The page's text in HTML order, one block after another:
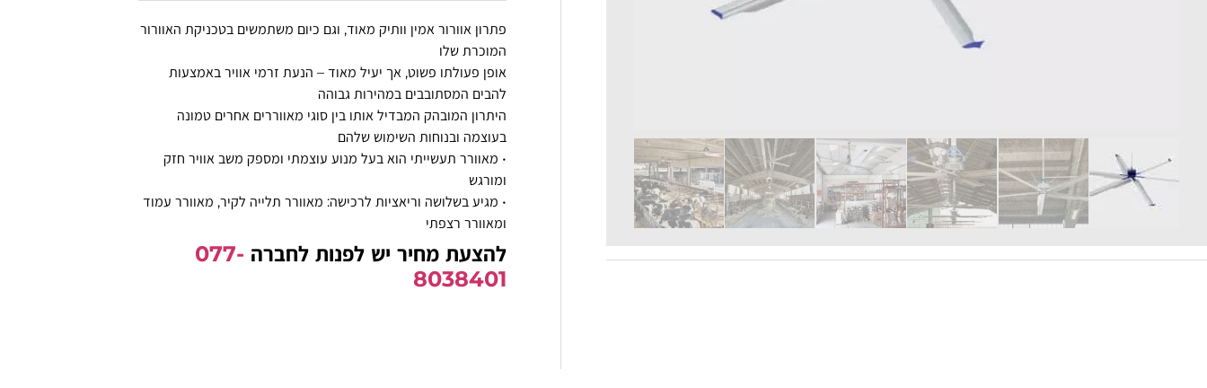
פתרון אוורור אמין וותיק מאוד, וגם כיום משתמשים בטכניקת האוורור
המוכרת שלו
אופן פעולתו פשוט, אך יעיל מאוד – הנעת זרמי אוויר באמצעות
להבים המסתובבים במהירות גבוהה
היתרון המובהק המבדיל אותו בין סוגי מאווררים אחרים טמונה
בעוצמה ובנוחות השימוש שלהם
• מאוורר תעשייתי הוא בעל מנוע עוצמתי ומספק משב אוויר חזק
ומורגש
• מגיע בשלושה וריאציות לרכישה: מאוורר תלייה לקיר, מאוורר עמוד
ומאוורר רצפתי
להצעת מחיר יש לפנות לחברה 077-
8038401